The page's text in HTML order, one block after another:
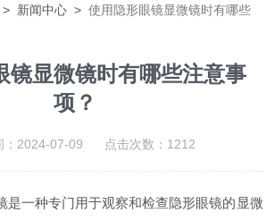
> 新闻中心 >使用隐形眼镜显微镜时有哪些
镜显微镜时有哪些注意事
项？
：2024-07-09 点击次数：1212
一种专门用于观察和检查隐形眼镜的显微